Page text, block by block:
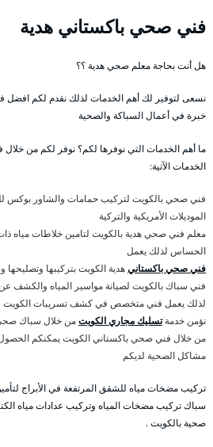
فني صحي باكستاني هدية
هل أنت بحاجة معلم صحي هدية ؟؟
نسعى لتوفير لك أهم الخدمات لذلك نقدم لكم افضل
خبرة في أعمال السباكة والصحية
ما أهم الخدمات التي نوفرها لكم؟ نوفر لكم من
الخدمات الآتية:
فني صحي بالكويت لتركيب حمامات والشاور بوكس
الموديلات الأمريكية والتركية
معلم فني صحي هدية بالكويت لتامين خلاطات مياه
الحساس لذلك يعمل
فني صحي باكستانيهدية الكويت بتركيبها وتصليحها
فني سباك بالكويت لصيانة مواسير المياه والكشف
لذلك يعمل فني متخصص في كشف تسريبات الكويت
نؤمن خدمةتسليك مجاري الكويتمن خلال سباك
من خلال فني صحي باكستاني الكويت يمكنكم
مشاكل الصحية لديكم
تركيب مضخات مياه للشقق المرتفعة في الأبراج
سباك تركيب مضخات المياه وتركيب عدادات مياه
صحية بالكويت .